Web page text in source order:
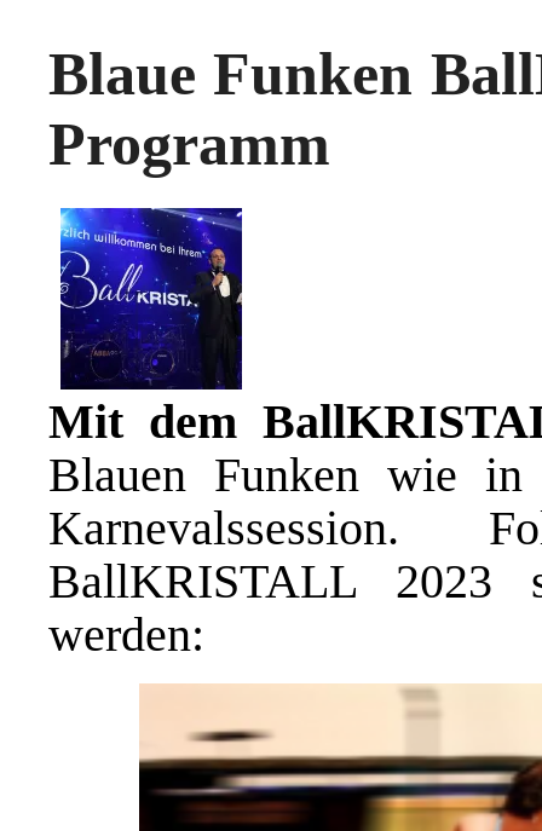
Blaue Funken
Programm
Mit dem
Blauen Funken wie
Karnevalssession.
BallKRISTALL 2023
werden: